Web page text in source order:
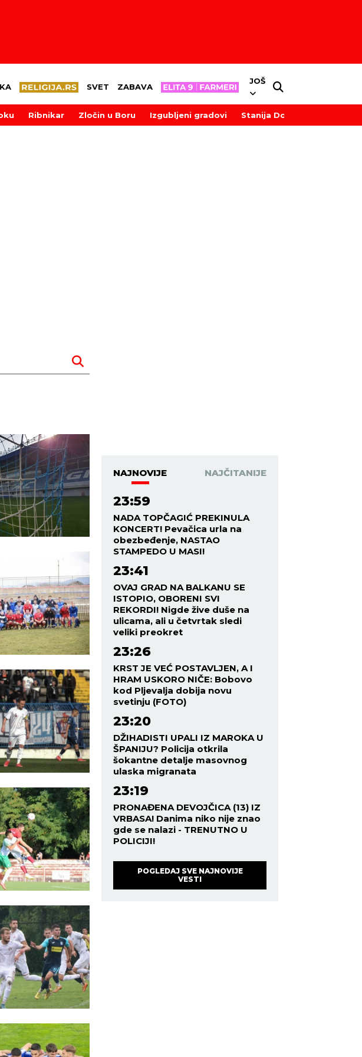
SVET ZABAVA
JOŠ
Ribnikar Zločin u Boru Izgubljeni gradovi Stanija Dobrojević
NAJNOVIJE NAJČITANIJE
23:59
NADA TOPČAGIĆ PREKINULA
KONCERT! Pevačica urla na
obezbeđenje, NASTAO
STAMPEDO U MASI!
23:41
OVAJ GRAD NA BALKANU SE
ISTOPIO, OBORENI SVI
REKORDI! Nigde žive duše na
ulicama, ali u četvrtak sledi
veliki preokret
23:26
KRST JE VEĆ POSTAVLJEN, A I
HRAM USKORO NIČE: Bobovo
kod Pljevalja dobija novu
svetinju (FOTO)
23:20
DŽIHADISTI UPALI IZ MAROKA U
ŠPANIJU? Policija otkrila
šokantne detalje masovnog
ulaska migranata
23:19
PRONAĐENA DEVOJČICA (13) IZ
VRBASA! Danima niko nije znao
gde se nalazi - TRENUTNO U
POLICIJI!
POGLEDAJ SVE NAJNOVIJE
VESTI